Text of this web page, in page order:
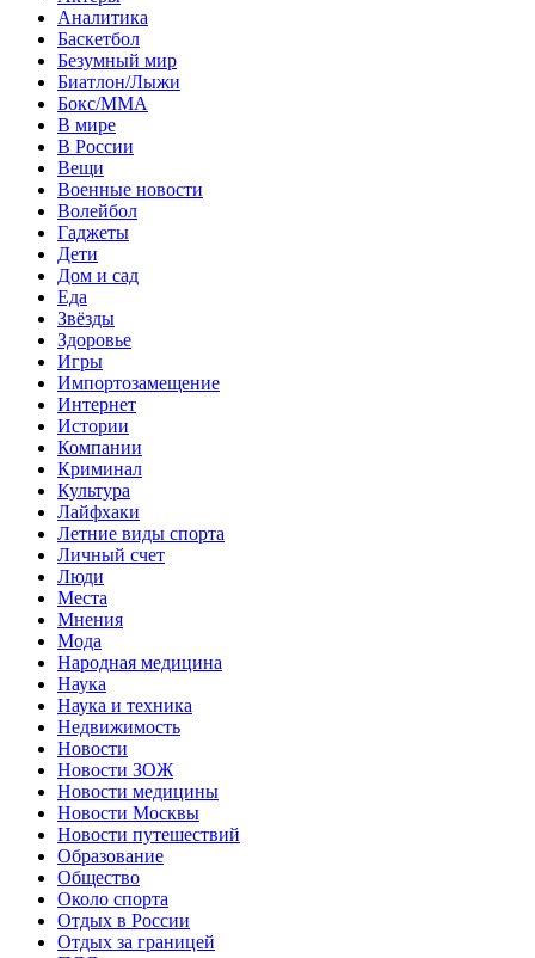
Аналитика
Баскетбол
Безумный мир
Биатлон/Лыжи
Бокс/MMA
В мире
В России
Вещи
Военные новости
Волейбол
Гаджеты
Дети
Дом и сад
Еда
Звёзды
Здоровье
Игры
Импортозамещение
Интернет
Истории
Компании
Криминал
Культура
Лайфхаки
Летние виды спорта
Личный счет
Люди
Места
Мнения
Мода
Народная медицина
Наука
Наука и техника
Недвижимость
Новости
Новости ЗОЖ
Новости медицины
Новости Москвы
Новости путешествий
Образование
Общество
Около спорта
Отдых в России
Отдых за границей